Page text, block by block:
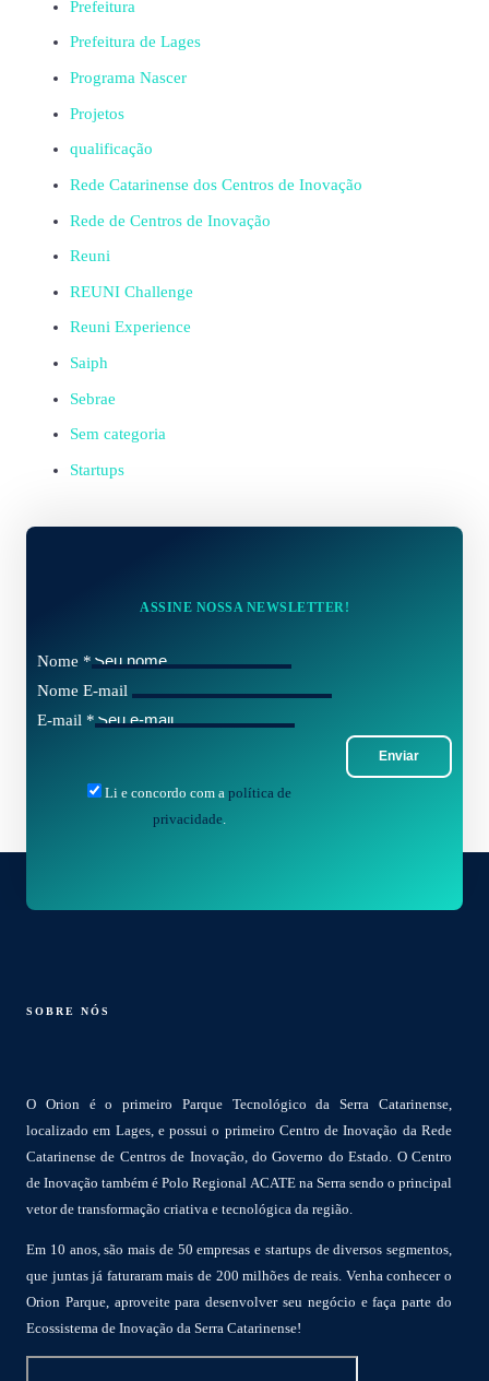
Prefeitura
Prefeitura de Lages
Programa Nascer
Projetos
qualificação
Rede Catarinense dos Centros de Inovação
Rede de Centros de Inovação
Reuni
REUNI Challenge
Reuni Experience
Saiph
Sebrae
Sem categoria
Startups
ASSINE NOSSA NEWSLETTER!
Nome *
Nome E-mail
E-mail *
Enviar
Li e concordo com a política de
privacidade.
SOBRE NÓS
O Orion é o primeiro Parque Tecnológico da Serra Catarinense,
localizado em Lages, e possui o primeiro Centro de Inovação da Rede
Catarinense de Centros de Inovação, do Governo do Estado. O Centro
de Inovação também é Polo Regional ACATE na Serra sendo o principal
vetor de transformação criativa e tecnológica da região.
Em 10 anos, são mais de 50 empresas e startups de diversos segmentos,
que juntas já faturaram mais de 200 milhões de reais. Venha conhecer o
Orion Parque, aproveite para desenvolver seu negócio e faça parte do
Ecossistema de Inovação da Serra Catarinense!